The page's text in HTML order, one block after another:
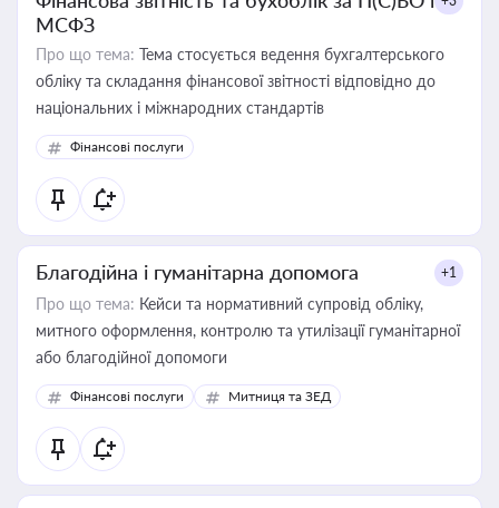
МСФЗ
Про що тема: Тема стосується ведення бухгалтерського
обліку та складання фінансової звітності відповідно до
національних і міжнародних стандартів
Фінансові послуги
Благодійна і гуманітарна допомога +1
Про що тема: Кейси та нормативний супровід обліку,
митного оформлення, контролю та утилізації гуманітарної
або благодійної допомоги
Фінансові послуги Митниця та ЗЕД